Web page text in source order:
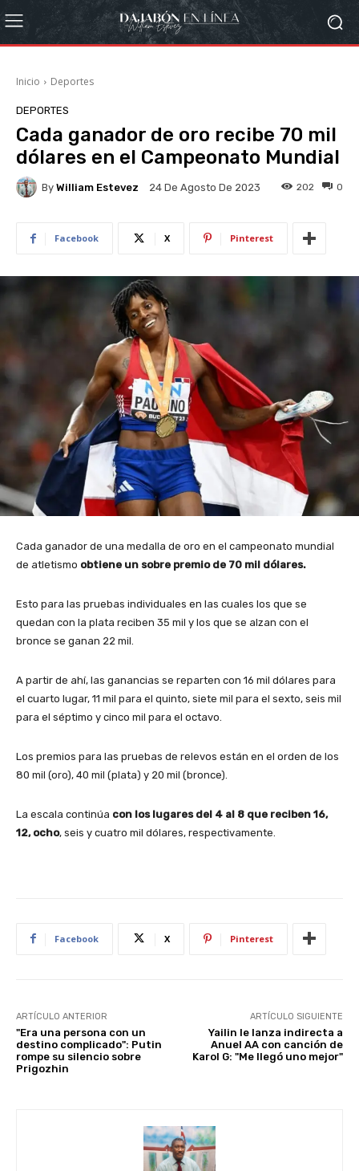
Inicio Deportes
DEPORTES
Cada ganador de oro recibe 70 mil
dólares en el Campeonato Mundial
By William Estevez 24 De Agosto De 2023 0
202
Facebook X Pinterest
Cada ganador de una medalla de oro en el campeonato mundial
de atletismo obtiene un sobre premio de 70 mil dólares.
Esto para las pruebas individuales en las cuales los que se
quedan con la plata reciben 35 mil y los que se alzan con el
bronce se ganan 22 mil.
A partir de ahí, las ganancias se reparten con 16 mil dólares para
el cuarto lugar, 11 mil para el quinto, siete mil para el sexto, seis mil
para el séptimo y cinco mil para el octavo.
Los premios para las pruebas de relevos están en el orden de los
80 mil (oro), 40 mil (plata) y 20 mil (bronce).
La escala continúa con los lugares del 4 al 8 que reciben 16,
12, ocho, seis y cuatro mil dólares, respectivamente.
Facebook X Pinterest
ARTÍCULO ANTERIOR
"Era una persona con un
destino complicado": Putin
rompe su silencio sobre
Prigozhin
ARTÍCULO SIGUIENTE
Yailin le lanza indirecta a
Anuel AA con canción de
Karol G: "Me llegó uno mejor"